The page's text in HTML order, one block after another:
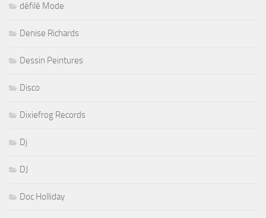
défilé Mode
Denise Richards
Dessin Peintures
Disco
Dixiefrog Records
Dj
DJ
Doc Holliday